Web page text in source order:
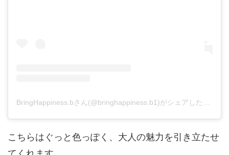
こちらはぐっと色っぽく、大人の魅力を引き立たせ